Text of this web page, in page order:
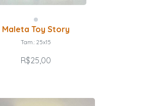
Maleta Toy Story
Tam.: 25x15
R$25,00